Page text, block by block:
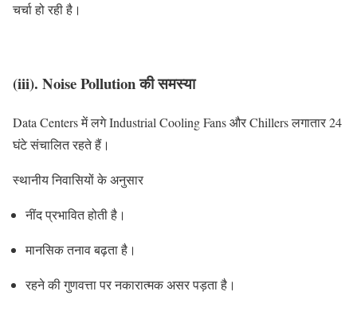
चर्चा हो रही है।
(iii). Noise Pollution की समस्या
Data Centers में लगे Industrial Cooling Fans और Chillers लगातार 24
घंटे संचालित रहते हैं।
स्थानीय निवासियों के अनुसार
नींद प्रभावित होती है।
मानसिक तनाव बढ़ता है।
रहने की गुणवत्ता पर नकारात्मक असर पड़ता है।